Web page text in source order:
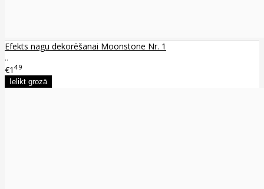
Efekts nagu dekorēšanai Moonstone Nr. 1
..
€1 49